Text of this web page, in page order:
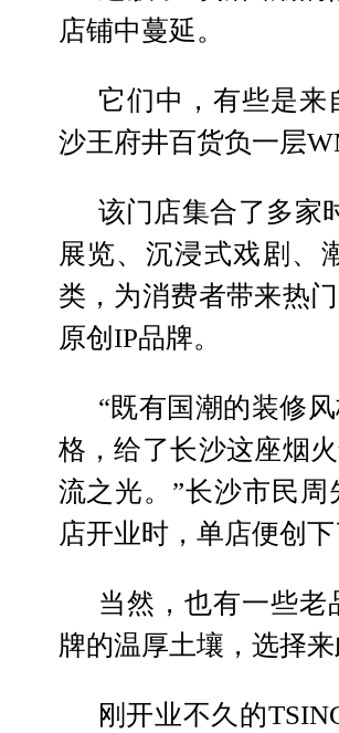
店铺中蔓延。
它们中，有些是
沙王府井百货负一层
该门店集合了多家
展览、沉浸式戏剧、
类，为消费者带来热
原创IP品牌。
“既有国潮的装修
格，给了长沙这座烟
流之光。”长沙市民
店开业时，单店便创
当然，也有一些
牌的温厚土壤，选择
刚开业不久的